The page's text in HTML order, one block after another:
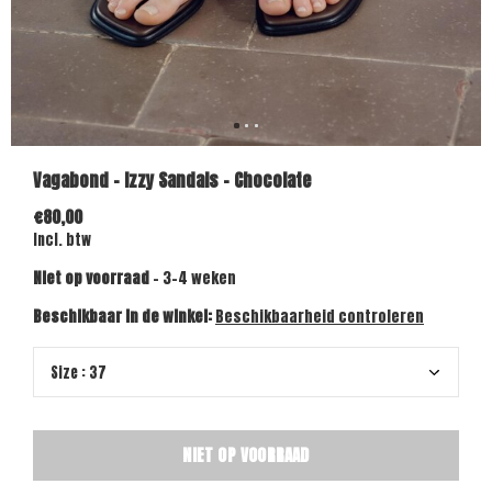
Vagabond - Izzy Sandals - Chocolate
€80,00
Incl. btw
Niet op voorraad- 3-4 weken
Beschikbaar in de winkel:Beschikbaarheid controleren
NIET OP VOORRAAD